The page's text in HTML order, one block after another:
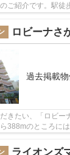
ご紹介です。駅徒
価格からなる中古
ロビーナさがみ野4階
過去掲載
きたい、「ロビ
388mのところに
ライオンズマンションさがみ野第3 5階（